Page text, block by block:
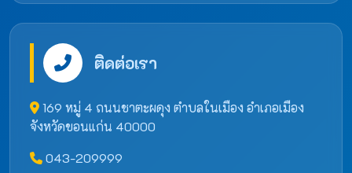
ติดต่อเรา
169 หมู่ 4 ถนนชาตะผดุง ตำบลในเมือง อำเภอเมือง
จังหวัดขอนแก่น 40000
043-209999